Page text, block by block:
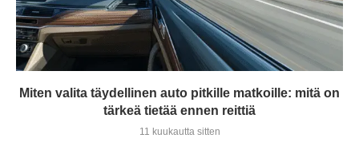
Miten valita täydellinen auto pitkille matkoille: mitä on
tärkeä tietää ennen reittiä
11 kuukautta sitten